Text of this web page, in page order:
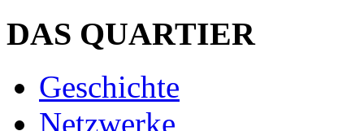
DAS QUARTIER
Geschichte
Netzwerke